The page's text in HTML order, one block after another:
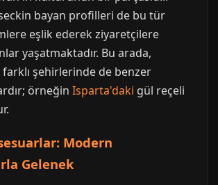
bayan profilleri de bu tür
eşlik ederek ziyaretçilere
yaşatmaktadır. Bu arada,
şehirlerinde de benzer
örneğin Isparta'daki gül reçeli
Modern
Gelenek